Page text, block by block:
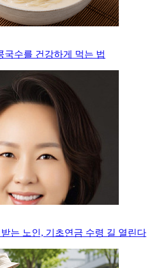
국수를 건강하게 먹는 법
는 노인, 기초연금 수령 길 열린다